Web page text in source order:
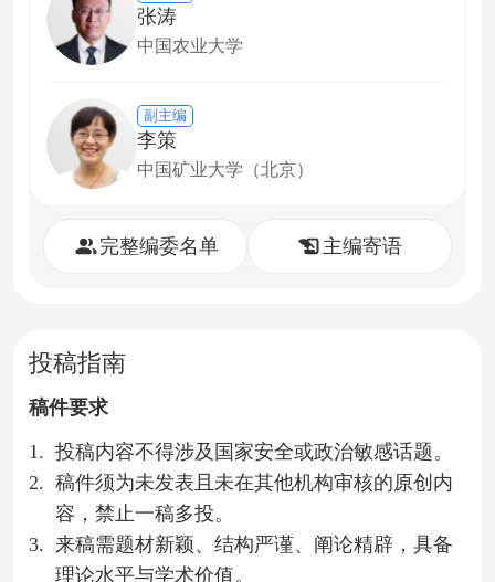
张涛
中国农业大学
副主编
李策
中国矿业大学（北京）
完整编委名单 主编寄语
投稿指南
稿件要求
1. 投稿内容不得涉及国家安全或政治敏感话题。
2. 稿件须为未发表且未在其他机构审核的原创内
容，禁止一稿多投。
3. 来稿需题材新颖、结构严谨、阐论精辟，具备
理论水平与学术价值。